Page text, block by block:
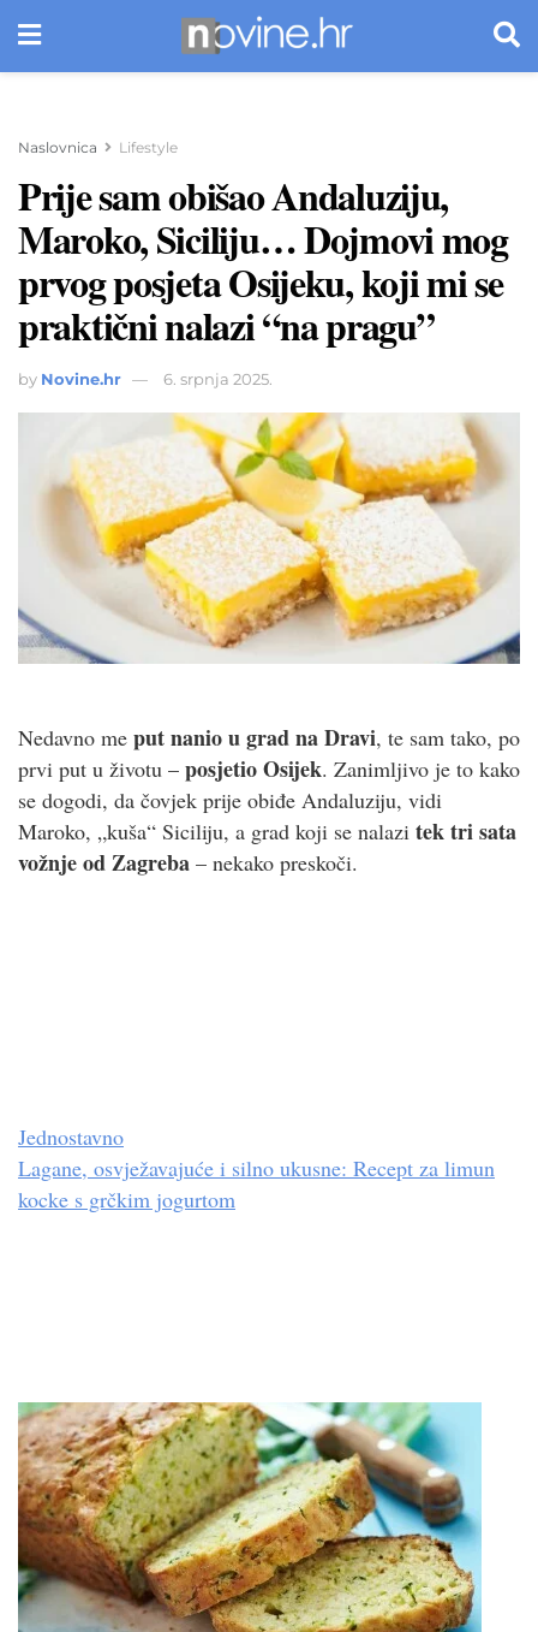
Naslovnica Lifestyle
Prije sam obišao Andaluziju,
Maroko, Siciliju… Dojmovi mog
prvog posjeta Osijeku, koji mi se
praktični nalazi “na pragu”
by Novine.hr 6. srpnja 2025.
Nedavno me put nanio u grad na Dravi, te sam tako, po
prvi put u životu – posjetio Osijek. Zanimljivo je to kako
se dogodi, da čovjek prije obiđe Andaluziju, vidi
Maroko, „kuša“ Siciliju, a grad koji se nalazi tek tri sata
vožnje od Zagreba – nekako preskoči.
Jednostavno
Lagane, osvježavajuće i silno ukusne: Recept za limun
kocke s grčkim jogurtom